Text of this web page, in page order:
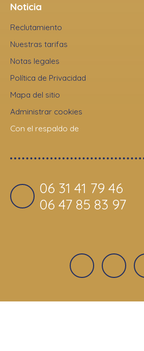
Noticia
Reclutamiento
Nuestras tarifas
Notas legales
Política de Privacidad
Mapa del sitio
Administrar cookies
Con el respaldo de
06 31 41 79 46
06 47 85 83 97